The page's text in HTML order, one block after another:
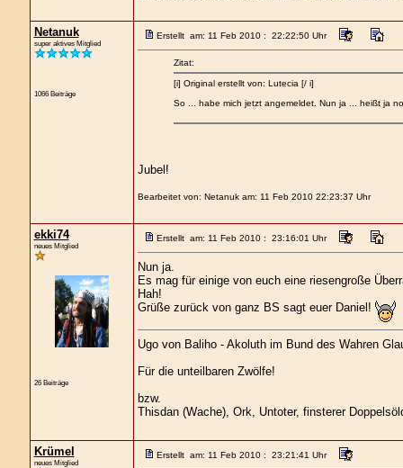
Netanuk
super aktives Mitglied
1066 Beiträge
Erstellt am: 11 Feb 2010 : 22:22:50 Uhr
Zitat:
[i] Original erstellt von: Lutecia [/ i]
So ... habe mich jetzt angemeldet. Nun ja ... heißt ja
Jubel!
Bearbeitet von: Netanuk am: 11 Feb 2010 22:23:37 Uhr
ekki74
neues Mitglied
26 Beiträge
Erstellt am: 11 Feb 2010 : 23:16:01 Uhr
Nun ja.
Es mag für einige von euch eine riesengroße
Hah!
Grüße zurück von ganz BS sagt euer Daniel!
Ugo von Baliho - Akoluth im Bund des Wahren
Für die unteilbaren Zwölfe!
bzw.
Thisdan (Wache), Ork, Untoter, finsterer
Krümel
neues Mitglied
Erstellt am: 11 Feb 2010 : 23:21:41 Uhr